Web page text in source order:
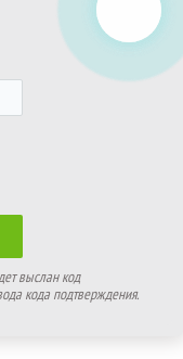
выслан код
кода подтверждения.